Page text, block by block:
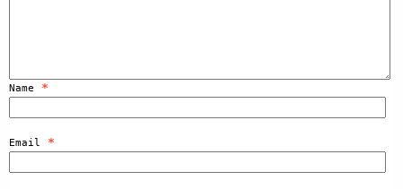
Name *
Email *